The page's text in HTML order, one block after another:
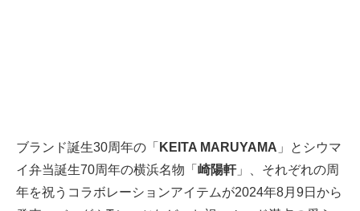
ブランド誕生30周年の「 KEITA MARUYAMA 」とシウマ
イ弁当誕生70周年の横浜名物「 崎陽軒」、それぞれの周
年を祝うコラボレーションアイテムが2024年8月9日から